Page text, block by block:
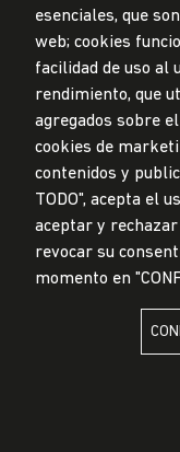
Privacidad de
Mesa de partes
© Universidad de
Todos los
Diseñado por
LA UNIVERSIDAD DE
esenciales, que
web; cookies
facilidad de uso al
rendimiento, que
agregados sobre
cookies de
contenidos y
TODO", acepta el
aceptar y
revocar su
momento en